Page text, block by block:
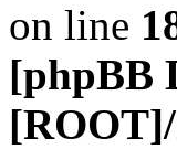
on line
[phpBB